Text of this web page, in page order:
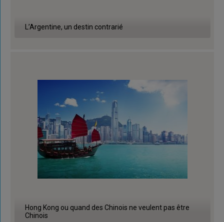
L’Argentine, un destin contrarié
Hong Kong ou quand des Chinois ne veulent pas être
Chinois